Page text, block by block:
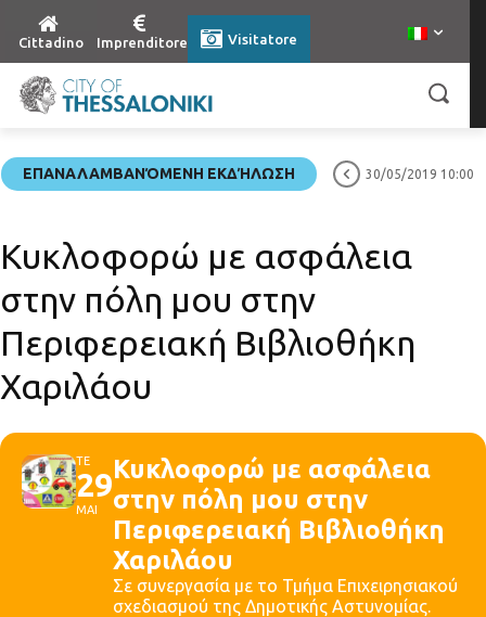
Cittadino Imprenditore Visitatore
ΕΠΑΝΑΛΑΜΒΑΝΌΜΕΝΗ ΕΚΔΉΛΩΣΗ 30/05/2019 10:00
Κυκλοφορώ με ασφάλεια
στην πόλη μου στην
Περιφερειακή Βιβλιοθήκη
Χαριλάου
ΤΕ
29
ΜΑΙ
Κυκλοφορώ με ασφάλεια
στην πόλη μου στην
Περιφερειακή Βιβλιοθήκη
Χαριλάου
Σε συνεργασία με το Τμήμα Επιχειρησιακού
σχεδιασμού της Δημοτικής Αστυνομίας.